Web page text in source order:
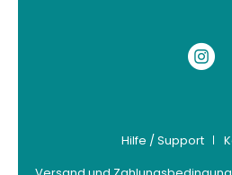
Hilfe / Support